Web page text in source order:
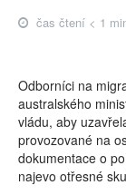
čas čtení < 1
Odborníci na
australského
vládu, aby
provozované na
dokumentace o
najevo otřesné